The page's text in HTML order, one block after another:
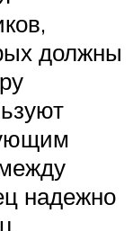
должны
надежно